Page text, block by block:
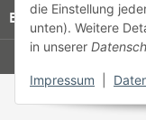
die Einstellung
unten). Weitere
in unserer
Impressum
Bezahlung &
* Alle Preise